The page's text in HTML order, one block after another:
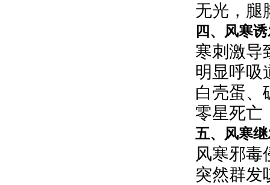
无光，腿
四、 风寒
寒刺激导
明显呼吸
白壳蛋、
零星死亡
五、 风寒
风寒邪毒
突然群发